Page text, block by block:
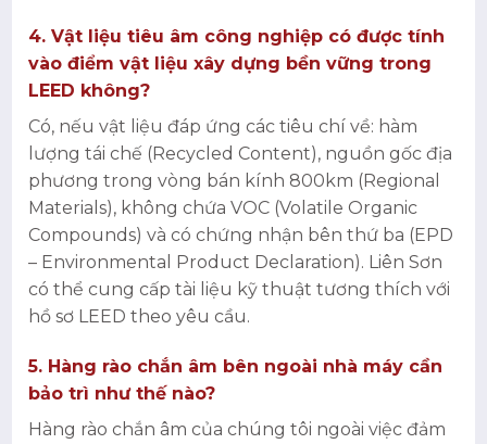
4. Vật liệu tiêu âm công nghiệp có được tính
vào điểm vật liệu xây dựng bền vững trong
LEED không?
Có, nếu vật liệu đáp ứng các tiêu chí về: hàm
lượng tái chế (Recycled Content), nguồn gốc địa
phương trong vòng bán kính 800km (Regional
Materials), không chứa VOC (Volatile Organic
Compounds) và có chứng nhận bên thứ ba (EPD
– Environmental Product Declaration). Liên Sơn
có thể cung cấp tài liệu kỹ thuật tương thích với
hồ sơ LEED theo yêu cầu.
5. Hàng rào chắn âm bên ngoài nhà máy cần
bảo trì như thế nào?
Hàng rào chắn âm của chúng tôi ngoài việc đảm